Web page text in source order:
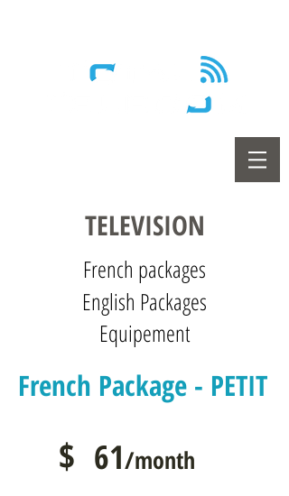
TELEVISION
French packages
English Packages
Equipement
French Package - PETIT
61/month
$